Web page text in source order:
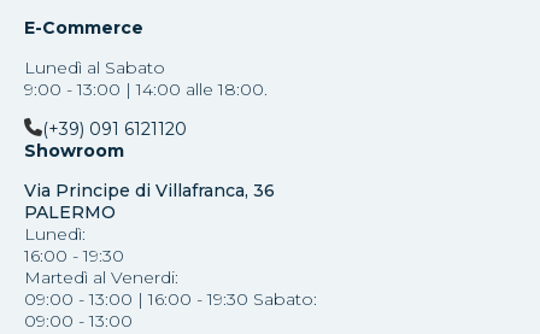
E-Commerce
Lunedì al Sabato
9:00 - 13:00 | 14:00 alle 18:00.
(+39) 091 6121120
Showroom
Via Principe di Villafranca, 36
PALERMO
Lunedì:
16:00 - 19:30
Martedì al Venerdi:
09:00 - 13:00 | 16:00 - 19:30 Sabato:
09:00 - 13:00